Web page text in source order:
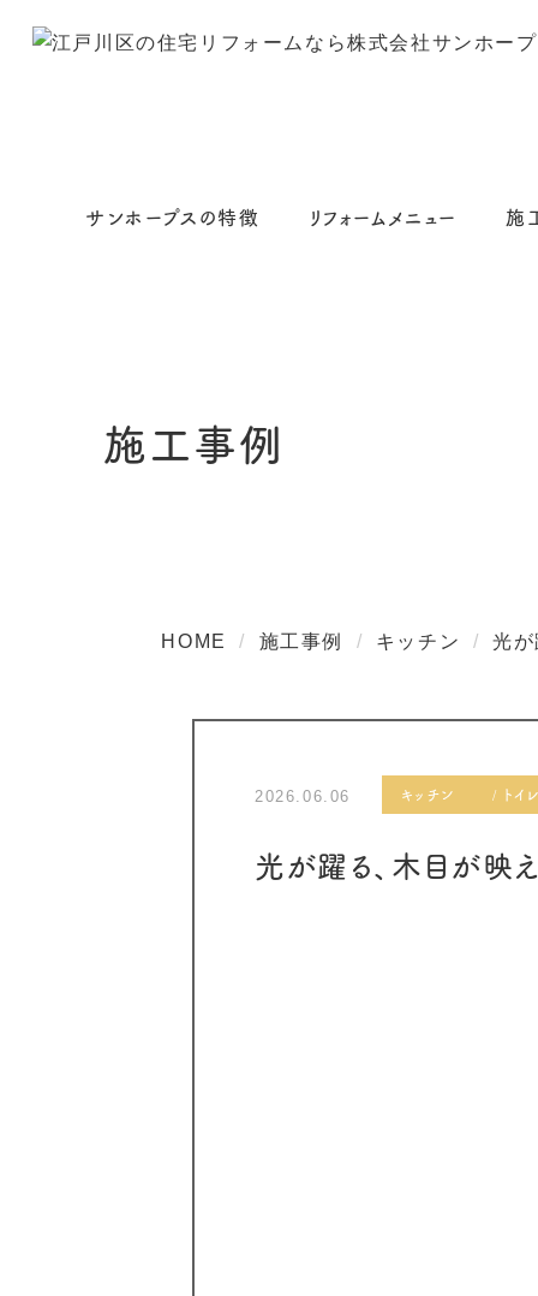
サンホープスの特徴 リフォームメニュー 施
施工事例
HOME 施工事例 キッチン 光
2026.06.06 キッチン トイ
光が躍る、木目が